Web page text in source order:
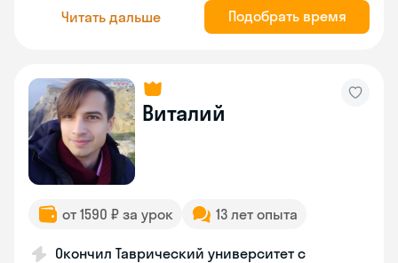
Читать дальше Подобрать время
Виталий
от 1590 ₽ за урок 13 лет опыта
Окончил Таврический университет с